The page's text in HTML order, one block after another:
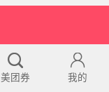
美团券 我的